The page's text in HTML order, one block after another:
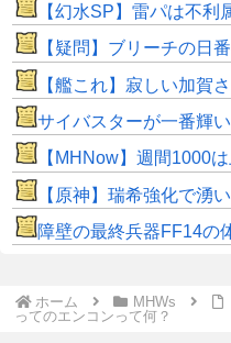
【幻水SP】雷パは不利属性以外な
【疑問】ブリーチの日番谷って
【艦これ】寂しい加賀
サイバスターが一番輝
【MHNow】週間1000は
【原神】瑞希強化で湧
障壁の最終兵器FF14の体験版をswitch2
ホーム MHWs
ってのエンコンって何？